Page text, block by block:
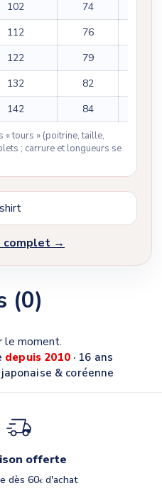
102 74
112 76
122 79
132 82
142 84
« tours » (poitrine, taille,
; carrure et longueurs se
complet →
(0)
le moment.
depuis 2010· 16 ans
& coréenne
offerte
dès 60€d'achat